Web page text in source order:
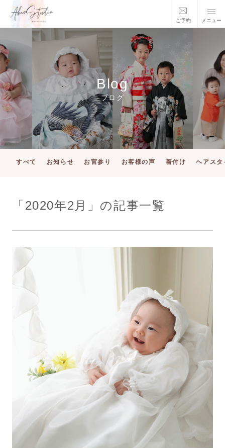
ご予約 メニュー
Blog
ブログ
すべて お知らせ お宮参り お客様の声 着付け ヘアスタ
「2020年2月」の記事一覧